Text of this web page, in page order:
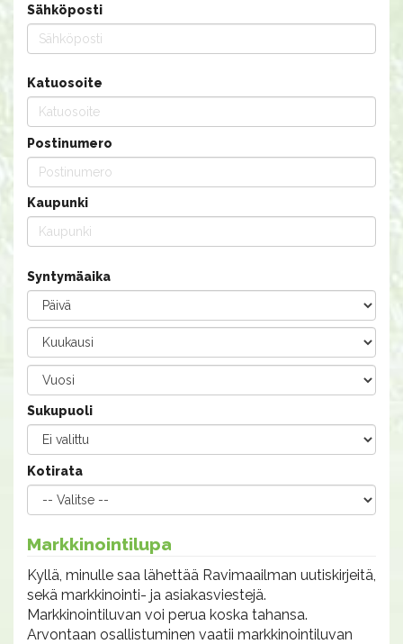
Sähköposti
Katuosoite
Postinumero
Kaupunki
Syntymäaika
Sukupuoli
Kotirata
Markkinointilupa
Kyllä, minulle saa lähettää Ravimaailman uutiskirjeitä,
sekä markkinointi- ja asiakasviestejä.
Markkinointiluvan voi perua koska tahansa.
Arvontaan osallistuminen vaatii markkinointiluvan